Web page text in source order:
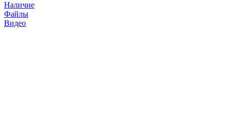
Наличие
Файлы
Видео